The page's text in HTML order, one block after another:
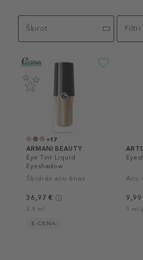
Šķirot Filtri
+17
ARMANI BEAUTY
Eye Tint Liquid
Eyeshadow
Šķidrās acu ēnas
36,97 €
3.9 ml
E-CENA
Acu
9,99
5 ml